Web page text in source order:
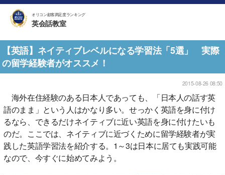
オリコン顧客満足度ランキング
英会話教室
【英語】ネイティブレベルになる学習法「5選」 実際
の留学経験者がオススメ！
2015-08-26 08:50
海外在住経験のある日本人であっても、「日本人の話す英
語のまま」という人はかなり多い。せっかく英語を身に付け
るなら、できるだけネイティブに近い英語を身に付けたいも
のだ。ここでは、ネイティブに近づくために留学経験者が実
践した英語学習法を紹介する。1～3は日本に居ても実践可能
なので、今すぐに始めてみよう。